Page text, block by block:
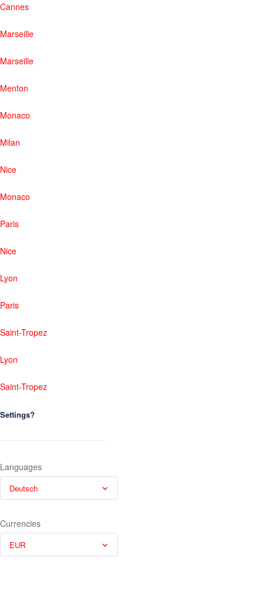
Cannes
Marseille
Marseille
Menton
Monaco
Milan
Nice
Monaco
Paris
Nice
Lyon
Paris
Saint-Tropez
Lyon
Saint-Tropez
Settings?
Languages
Deutsch
Currencies
EUR